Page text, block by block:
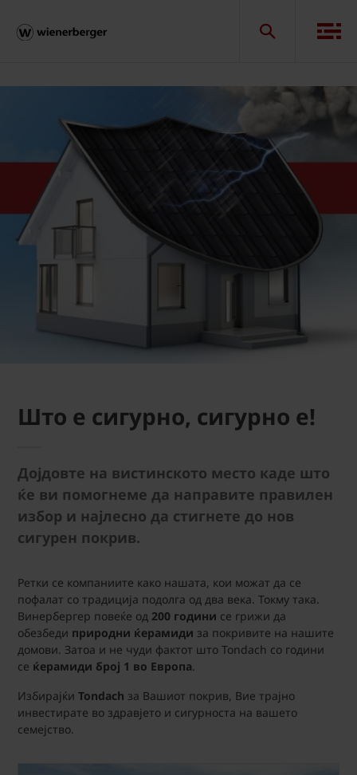
Што е сигурно, сигурно е!
Дојдовте на вистинското место каде што
ќе ви помогнеме да направите правилен
избор и најлесно да стигнете до нов
сигурен покрив.
Ретки се компаниите како нашата, кои можат да се
пофалат со традиција подолга од два века. Токму така.
Винербергер повеќе од 200 години се грижи да
обезбеди природни ќерамиди за покривите на нашите
домови. Затоа и не чуди фактот што Tondach со години
се ќерамиди број 1 во Европа.
Избирајќи Tondach за Вашиот покрив, Вие трајно
инвестирате во здравјето и сигурноста на вашето
семејство.